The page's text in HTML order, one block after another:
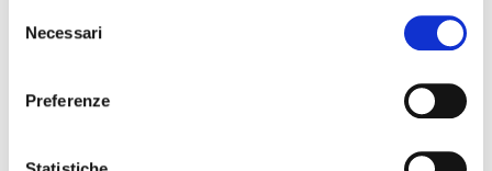
delNecessari
Preferenze
(o realizzate un cerchio su di un foglio di carta
forno);
Nel frattempo, scolate leggermente il